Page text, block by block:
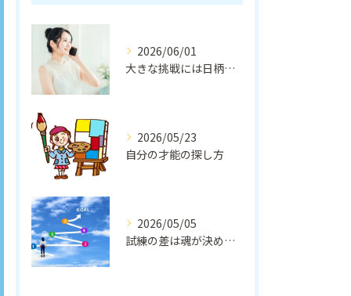
2026/06/01
大きな挑戦には日柄が大事
2026/05/23
自分の才能の探し方
2026/05/05
試練の差は魂が決めてくる